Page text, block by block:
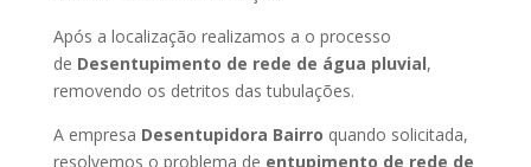
Após a localização realizamos a o processo
de Desentupimento de rede de água pluvial,
removendo os detritos das tubulações.
A empresa Desentupidora Bairro quando solicitada,
resolvemos o problema de entupimento de rede de